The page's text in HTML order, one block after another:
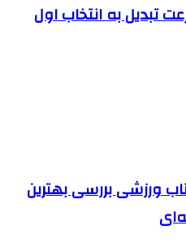
تبدیل به انتخاب اول
ورزشی بررسی بهترین